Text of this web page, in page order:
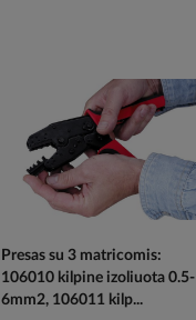
Presas su 3 matricomis:
106010 kilpine izoliuota 0.5-
6mm2, 106011 kilp...